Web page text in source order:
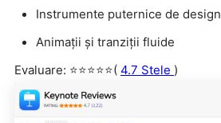
Instrumente puternice de design
Animații și tranziții fluide
Evaluare: ⭐⭐⭐⭐⭐( 4.7 Stele )